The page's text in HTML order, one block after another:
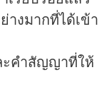
างมากที่ได้เข้า
ะคำสัญญาที่ให้